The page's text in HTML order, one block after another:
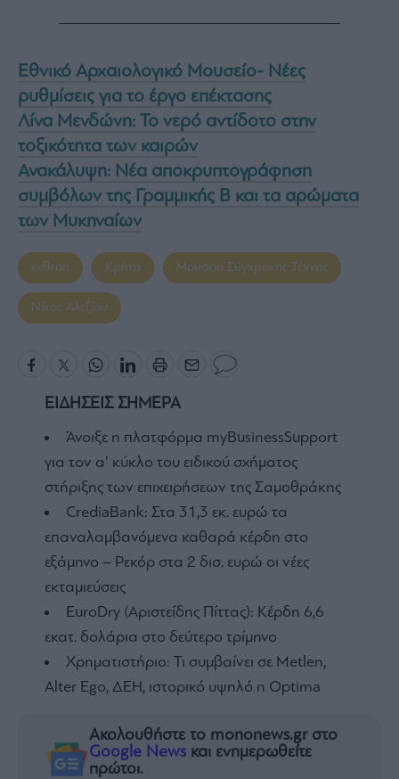
Εθνικό Αρχαιολογικό Μουσείο- Νέες
ρυθμίσεις για το έργο επέκτασης
Λίνα Μενδώνη: Το νερό αντίδοτο στην
τοξικότητα των καιρών
Ανακάλυψη: Νέα αποκρυπτογράφηση
συμβόλων της Γραμμικής Β και τα αρώματα
των Μυκηναίων
έκθεση Κρήτη Μουσείο Σύγχρονης Τέχνης
Νίκος Αλεξίου
ΕΙΔΗΣΕΙΣ ΣΗΜΕΡΑ
Άνοιξε η πλατφόρμα myBusinessSupport
για τον α’ κύκλο του ειδικού σχήματος
στήριξης των επιχειρήσεων της Σαμοθράκης
CrediaBank: Στα 31,3 εκ. ευρώ τα
επαναλαμβανόμενα καθαρά κέρδη στο
εξάμηνο – Ρεκόρ στα 2 δισ. ευρώ οι νέες
εκταμιεύσεις
EuroDry (Αριστείδης Πίττας): Κέρδη 6,6
εκατ. δολάρια στο δεύτερο τρίμηνο
Χρηματιστήριο: Τι συμβαίνει σε Metlen,
Αlter Ego, ΔΕΗ, ιστορικό υψηλό η Optima
Ακολουθήστε το mononews.gr στο
Google News και ενημερωθείτε
πρώτοι.